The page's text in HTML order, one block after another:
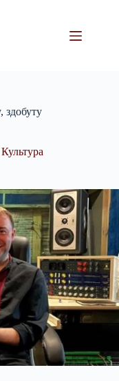
здобуту
Культура